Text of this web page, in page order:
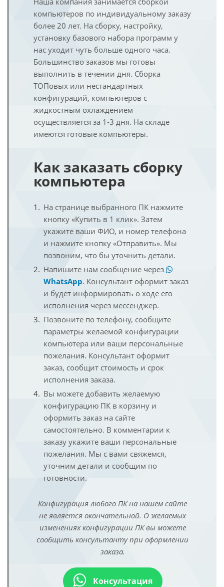
компьютеров по индивидуальному заказу
более 20 лет. На сборку, настройку,
установку базового набора программ у
нас уходит чуть больше одного часа.
Большинство заказов мы готовы
выполнить в течении дня. Сборка
ТОПовых или нестандартных
конфигураций, компьютеров с
жидкостным охлаждением
осуществляется за 1-3 дня. На складе
имеются готовые компьютеры.
Как заказать сборку
компьютера
На странице выбранного ПК нажмите
кнопку «Купить в 1 клик». Затем
укажите ваши ФИО, и номер телефона
и нажмите кнопку «Отправить». Мы
позвоним, что бы уточнить детали.
Напишите нам сообщение через
WhatsApp. Консультант оформит заказ
и будет информировать о ходе его
исполнения через мессенджер.
Позвоните по телефону, сообщите
параметры желаемой конфигурации
компьютера или ваши персональные
пожелания. Консультант оформит
заказ, сообщит стоимость и срок
исполнения заказа.
Вы можете добавить желаемую
конфигурацию ПК в корзину и
оформить заказ на сайте
самостоятельно. В комментарии к
заказу укажите ваши персональные
пожелания. Мы с вами свяжемся,
уточним детали и сообщим по
готовности.
Конфигурация любого ПК на нашем сайте
не является окончательной. О желаемых
изменениях конфигурации ПК вы можете
сообщить консультанту при оформлении
заказа.
Консультация